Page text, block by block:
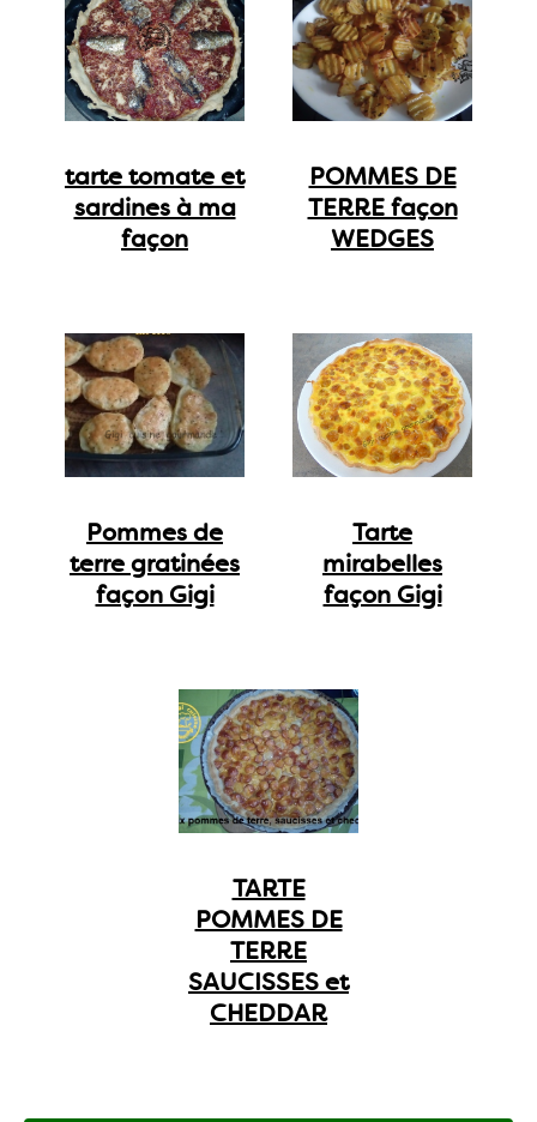
tarte tomate et
sardines à ma
façon
POMMES DE
TERRE façon
WEDGES
Pommes de
terre gratinées
façon Gigi
Tarte
mirabelles
façon Gigi
TARTE
POMMES DE
TERRE
SAUCISSES et
CHEDDAR